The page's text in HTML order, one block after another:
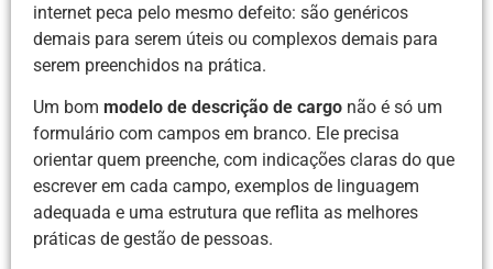
internet peca pelo mesmo defeito: são genéricos
demais para serem úteis ou complexos demais para
serem preenchidos na prática.
Um bom modelo de descrição de cargo não é só um
formulário com campos em branco. Ele precisa
orientar quem preenche, com indicações claras do que
escrever em cada campo, exemplos de linguagem
adequada e uma estrutura que reflita as melhores
práticas de gestão de pessoas.